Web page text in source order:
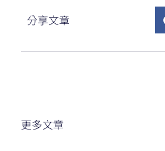
分享文章
更多文章